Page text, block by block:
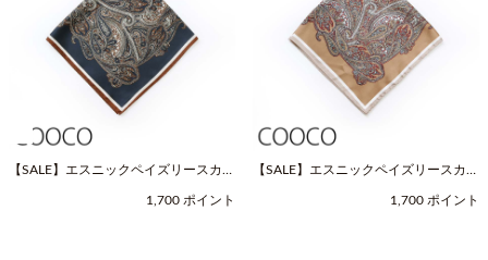
【SALE】エスニックペイズリースカー
1,700 ポイント
【SALE】エスニックペイズリースカー
1,700 ポイント